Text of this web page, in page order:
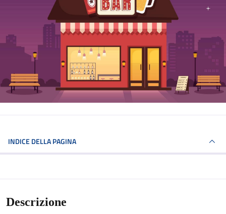
INDICE DELLA PAGINA
Descrizione